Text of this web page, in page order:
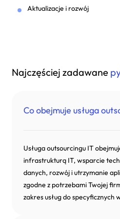
Aktualizacje i rozwój
Najczęściej zadawane
Co obejmuje usługa
Usługa outsourcingu IT
infrastrukturą IT, wsparcie
danych, rozwój i utrzymanie
zgodne z potrzebami Twojej
zakres usług do specyficznych